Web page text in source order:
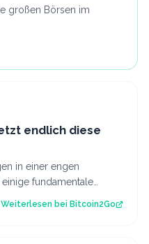
großen Börsen im
endlich diese
in einer engen
fundamentale
Weiterlesen bei Bitcoin2Go